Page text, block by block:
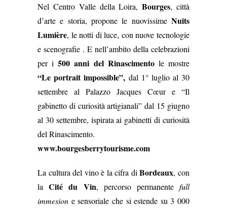
Nel Centro Valle della Loira,Bourges, città
d’arte e storia, propone le nuovissime Nuits
Lumière, le notti di luce, con nuove tecnologie
e scenografie . E nell’ambito della celebrazioni
per i500 anni del Rinascimentole mostre
“Le portrait impossible”, dal 1° luglio al 30
settembre al Palazzo Jacques Cœur e “Il
gabinetto di curiosità artigianali” dal 15 giugno
al 30 settembre, ispirata ai gabinetti di curiosità
del Rinascimento.
www.bourgesberrytourisme.com
La cultura del vino è la cifra diBordeaux, con
laCité du Vin, percorso permanentefull
immesion e sensoriale che si estende su 3 000